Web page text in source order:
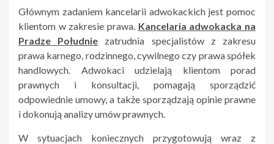
Głównym zadaniem kancelarii adwokackich jest pomoc
klientom w zakresie prawa. Kancelaria adwokacka na
Pradze Południe zatrudnia specjalistów z zakresu
prawa karnego, rodzinnego, cywilnego czy prawa spółek
handlowych. Adwokaci udzielają klientom porad
prawnych i konsultacji, pomagają sporządzić
odpowiednie umowy, a także sporządzają opinie prawne
i dokonują analizy umów prawnych.
W sytuacjach koniecznych przygotowują wraz z